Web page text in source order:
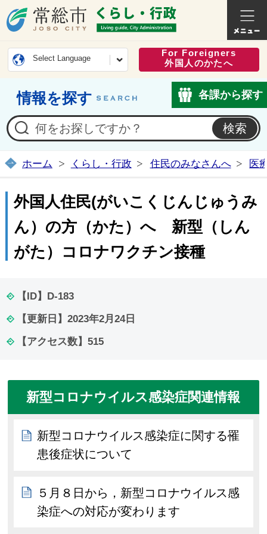
常総市公式ホームページ
くらし
Select Language
For Foreigners
外国人のかたへ
情報を探す 各課から探す
ホーム くらし・行政 住民のみなさんへ 医
外国人住民(がいこくじんじゅうみ
ん）の方（かた）へ 新型（しん
がた）コロナワクチン接種
【ID】 D-183
【更新日】 2023年2月24日
【アクセス数】 515
新型コロナウイルス感染症関連情報
新型コロナウイルス感染症に関する罹
患後症状について
５月８日から，新型コロナウイルス感
染症への対応が変わります